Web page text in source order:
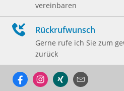
vereinbaren
Rückrufwunsch
Gerne rufe ich Sie zum
zurück